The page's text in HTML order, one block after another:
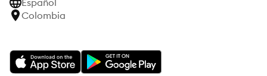
Español
Colombia